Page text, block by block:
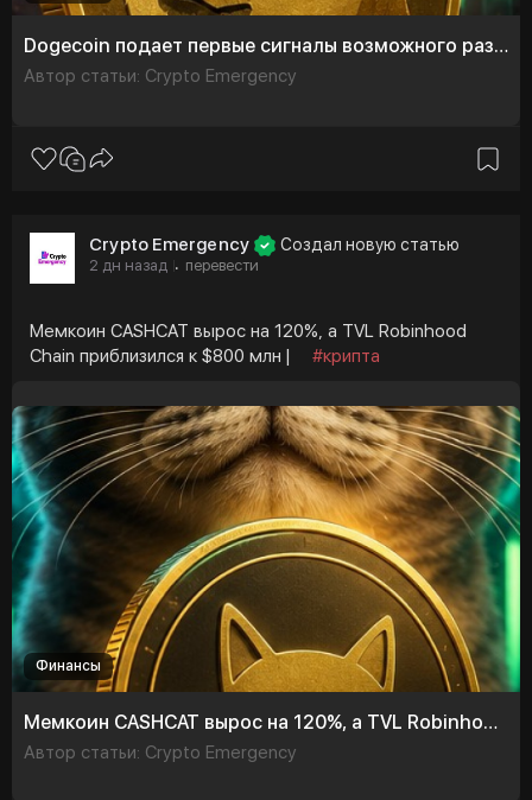
Dogecoin подает первые сигналы возможного разворота
Автор статьи: Crypto Emergency
Crypto Emergency Создал новую статью
2 дн назад · перевести
Мемкоин CASHCAT вырос на 120%, а TVL Robinhood
Chain приблизился к $800 млн |
#крипта
Финансы
Мемкоин CASHCAT вырос на 120%, а TVL Robinhood Chain приблизился к $800 млн
Автор статьи: Crypto Emergency